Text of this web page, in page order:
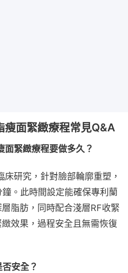
面緊緻療程常見Q&A
緊緻療程要做多久？
研究，針對臉部輪廓重塑，
。此時間設定能確保專利蘭
脂肪，同時配合淺層RF收緊
效果，過程安全且無需恢復
安全？